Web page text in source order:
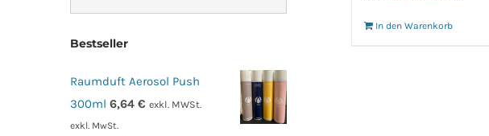
In den Warenkorb
Bestseller
Raumduft Aerosol Push
300ml 6,64 € exkl. MWSt.
exkl. MwSt.